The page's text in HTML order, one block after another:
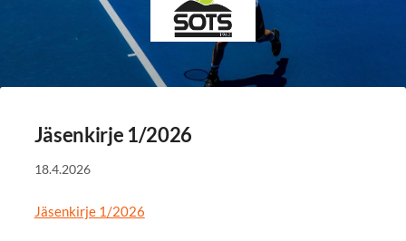
Sotkamon Tennisseura
Jäsenkirje 1/2026
18.4.2026
Jäsenkirje 1/2026